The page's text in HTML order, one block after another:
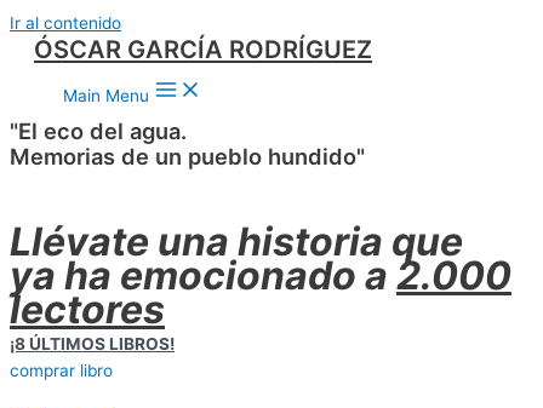
Ir al contenido
ÓSCAR GARCÍA RODRÍGUEZ
Main Menu
"El eco del agua.
Memorias de un pueblo hundido"
Llévate una historia que
ya ha emocionado a 2.000
lectores
¡8 ÚLTIMOS LIBROS!
comprar libro